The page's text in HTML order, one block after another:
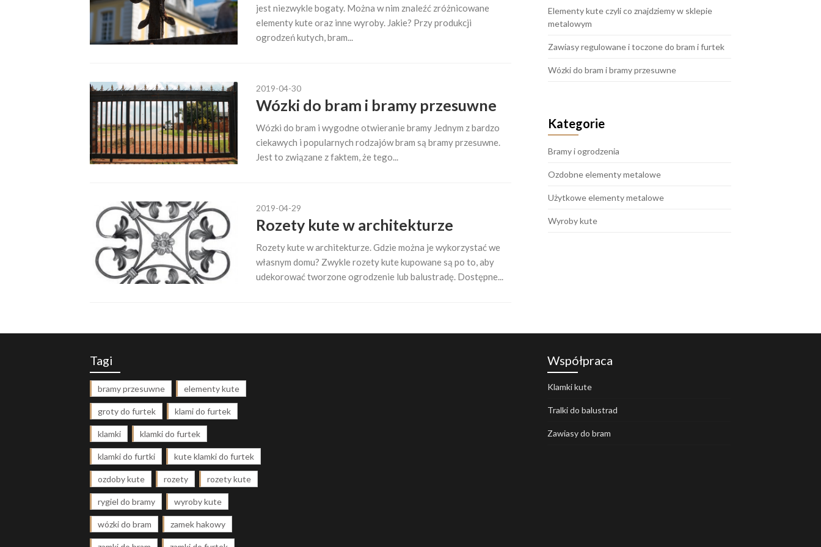
jest niezwykle bogaty. Można w nim znaleźć zróżnicowane
elementy kute oraz inne wyroby. Jakie? Przy produkcji
ogrodzeń kutych, bram...
2019-04-30
Wózki do bram i bramy przesuwne
Wózki do bram i wygodne otwieranie bramy Jednym z bardzo
ciekawych i popularnych rodzajów bram są bramy przesuwne.
Jest to związane z faktem, że tego...
2019-04-29
Rozety kute w architekturze
Rozety kute w architekturze. Gdzie można je wykorzystać we
własnym domu? Zwykle rozety kute kupowane są po to, aby
udekorować tworzone ogrodzenie lub balustradę. Dostępne...
Elementy kute czyli co znajdziemy w sklepie
metalowym
Zawiasy regulowane i toczone do bram i furtek
Wózki do bram i bramy przesuwne
Kategorie
Bramy i ogrodzenia
Ozdobne elementy metalowe
Użytkowe elementy metalowe
Wyroby kute
Tagi
bramy przesuwne elementy kute
groty do furtek klami do furtek
klamki klamki do furtek
klamki do furtki kute klamki do furtek
ozdoby kute rozety rozety kute
rygiel do bramy wyroby kute
wózki do bram zamek hakowy
Współpraca
Klamki kute
Tralki do balustrad
Zawiasy do bram